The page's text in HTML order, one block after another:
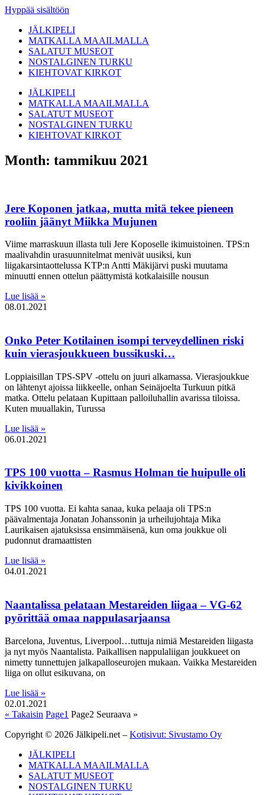
Hyppää sisältöön
JÄLKIPELI
MATKALLA MAAILMALLA
SALATUT MUSEOT
NOSTALGINEN TURKU
KIEHTOVAT KIRKOT
JÄLKIPELI
MATKALLA MAAILMALLA
SALATUT MUSEOT
NOSTALGINEN TURKU
KIEHTOVAT KIRKOT
Month: tammikuu 2021
Jere Koponen jatkaa, mutta mitä tekee pieneen
rooliin jäänyt Miikka Mujunen
Viime marraskuun illasta tuli Jere Koposelle ikimuistoinen. TPS:n
maalivahdin urasuunnitelmat menivät uusiksi, kun
liigakarsintaottelussa KTP:n Antti Mäkijärvi puski muutama
minuutti ennen ottelun päättymistä kotkalaisille nousun
Lue lisää »
08.01.2021
Onko Peter Kotilainen isompi terveydellinen riski
kuin vierasjoukkueen bussikuski…
Loppiaisillan TPS-SPV -ottelu on juuri alkamassa. Vierasjoukkue
on lähtenyt ajoissa liikkeelle, onhan Seinäjoelta Turkuun pitkä
matka. Ottelu pelataan Kupittaan palloiluhallin avarissa tiloissa.
Kuten muuallakin, Turussa
Lue lisää »
06.01.2021
TPS 100 vuotta – Rasmus Holman tie huipulle oli
kivikkoinen
TPS 100 vuotta. Ei kahta sanaa, kuka pelaaja oli TPS:n
päävalmentaja Jonatan Johanssonin ja urheilujohtaja Mika
Laurikaisen ajatuksissa ensimmäisenä, kun oma joukkue oli
pudonnut dramaattisten
Lue lisää »
04.01.2021
Naantalissa pelataan Mestareiden liigaa – VG-62
pyörittää omaa nappulasarjaansa
Barcelona, Juventus, Liverpool…tuttuja nimiä Mestareiden liigasta
ja nyt myös Naantalista. Paikallisen nappulaliigan joukkueet on
nimetty tunnettujen jalkapalloseurojen mukaan. Vaikka Mestareiden
liiga on ollut esikuvana, on
Lue lisää »
02.01.2021
« Takaisin Page1 Page2 Seuraava »
Copyright © 2026 Jälkipeli.net – Kotisivut: Sivustamo Oy
JÄLKIPELI
MATKALLA MAAILMALLA
SALATUT MUSEOT
NOSTALGINEN TURKU